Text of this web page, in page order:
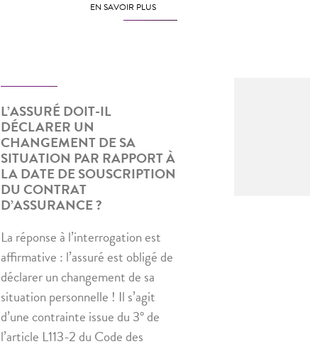
EN SAVOIR PLUS
L’ASSURÉ DOIT-IL
DÉCLARER UN
CHANGEMENT DE SA
SITUATION PAR RAPPORT À
LA DATE DE SOUSCRIPTION
DU CONTRAT
D’ASSURANCE ?
La réponse à l’interrogation est
affirmative : l’assuré est obligé de
déclarer un changement de sa
situation personnelle ! Il s’agit
d’une contrainte issue du 3° de
l’article L113-2 du Code des